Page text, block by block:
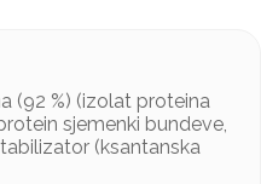
(92 %) (izolat proteina
sjemenki bundeve,
(ksantanska